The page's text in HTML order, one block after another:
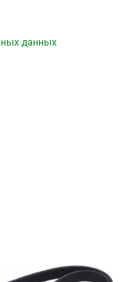
данных